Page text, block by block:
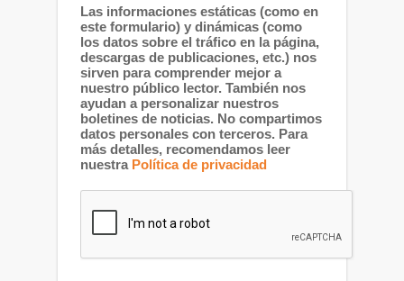
Las informaciones estáticas (como en
este formulario) y dinámicas (como
los datos sobre el tráfico en la página,
descargas de publicaciones, etc.) nos
sirven para comprender mejor a
nuestro público lector. También nos
ayudan a personalizar nuestros
boletines de noticias. No compartimos
datos personales con terceros. Para
más detalles, recomendamos leer
nuestra Política de privacidad